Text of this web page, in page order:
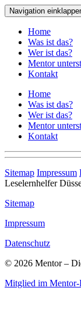
Navigation
Home
Was ist das?
Wer ist das?
Mentor
Kontakt
Home
Was ist das?
Wer ist das?
Mentor
Kontakt
Sitemap Impressum
Leselernhelfer
Sitemap
Impressum
Datenschutz
© 2026 Mentor –
Mitglied im Mentor-